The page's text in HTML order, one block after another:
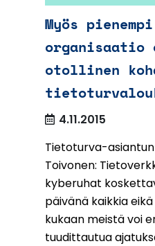
Myös pienempi
organisaatio
otollinen
4.11.2015
Tietoturva-
Toivonen:
kyberuhat
päivänä kaikkia
kukaan meistä voi
tuudittautua